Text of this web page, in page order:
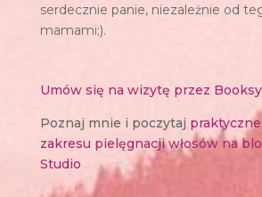
serdecznie panie, niezależnie od
mamami;).
Umów się na wizytę przez Booksy
Poznaj mnie i poczytaj
zakresu pielęgnacji włosów na
Studio